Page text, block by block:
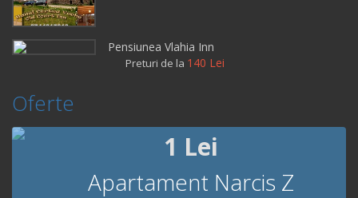
Pensiunea Vlahia Inn
Preturi de la 140 Lei
Oferte
1 Lei
Apartament Narcis Z